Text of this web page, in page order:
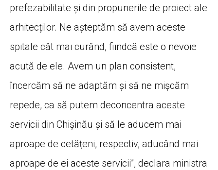
prefezabilitate și din propunerile de proiect ale
arhitecților. Ne așteptăm să avem aceste
spitale cât mai curând, fiindcă este o nevoie
acută de ele. Avem un plan consistent,
încercăm să ne adaptăm și să ne mișcăm
repede, ca să putem deconcentra aceste
servicii din Chișinău și să le aducem mai
aproape de cetățeni, respectiv, aducând mai
aproape de ei aceste servicii”, declara ministra